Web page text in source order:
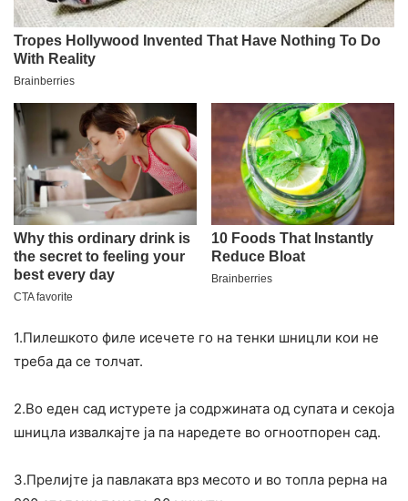
1.Пилешкото филе исечете го на тенки шницли кои не
треба да се толчат.
2.Во еден сад истурете ја содржината од супата и секоја
шницла извалкајте ја па наредете во огноотпорен сад.
3.Прелијте ја павлаката врз месото и во топла рерна на